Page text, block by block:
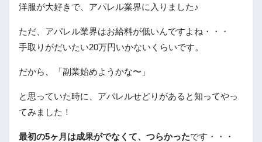
洋服が大好きで、アパレル業界に入りました♪
ただ、アパレル業界はお給料が低いんですよね・・・
手取りがだいたい20万円いかないくらいです。
だから、「副業始めようかな〜」
と思っていた時に、アパレルせどりがあると知ってやっ
てみました！
最初の5ヶ月は成果がでなくて、つらかったです・・・